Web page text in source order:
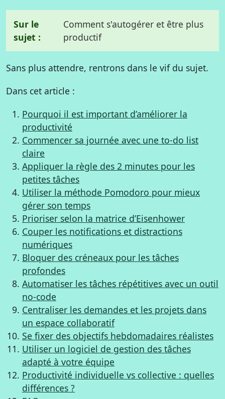
Sur le
sujet :
Comment s'autogérer et être plus
productif
Sans plus attendre, rentrons dans le vif du sujet.
Dans cet article :
Pourquoi il est important d’améliorer la
productivité
Commencer sa journée avec une to-do list
claire
Appliquer la règle des 2 minutes pour les
petites tâches
Utiliser la méthode Pomodoro pour mieux
gérer son temps
Prioriser selon la matrice d’Eisenhower
Couper les notifications et distractions
numériques
Bloquer des créneaux pour les tâches
profondes
Automatiser les tâches répétitives avec un outil
no-code
Centraliser les demandes et les projets dans
un espace collaboratif
Se fixer des objectifs hebdomadaires réalistes
Utiliser un logiciel de gestion des tâches
adapté à votre équipe
Productivité individuelle vs collective : quelles
différences ?